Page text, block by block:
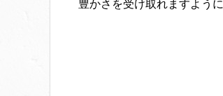
豊かさを受け取れますように